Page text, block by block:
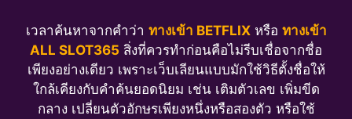
เวลาค้นหาจากคำว่า ทางเข้า BETFLIXหรือ ทางเข้า
ALL SLOT365 สิ่งที่ควรทำก่อนคือไม่รีบเชื่อจากชื่อ
เพียงอย่างเดียว เพราะเว็บเลียนแบบมักใช้วิธีตั้งชื่อให้
ใกล้เคียงกับคำค้นยอดนิยม เช่น เติมตัวเลข เพิ่มขีด
กลาง เปลี่ยนตัวอักษรเพียงหนึ่งหรือสองตัว หรือใช้